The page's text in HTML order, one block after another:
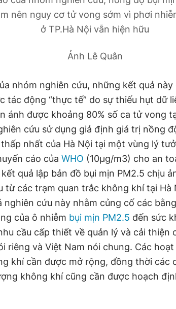
nên nguy cơ tử vong sớm vì phơi
ở TP.Hà Nội vẫn hiện hữu
Ảnh Lê Quân
nhóm nghiên cứu, những kết quả
tác động “thực tế” do sự thiếu hụt dữ
ánh được khoảng 80% số ca tử vong
cứu sử dụng giả định giá trị nồng
nhất của Hà Nội tại một vùng lý
cáo của WHO (10µg/m3) cho an
quả lập bản đồ bụi mịn PM2.5 chịu
từ các trạm quan trắc không khí tại Hà
nghiên cứu này nhằm củng cố các
của ô nhiễm bụi mịn PM2.5 đến sức
cầu cấp thiết về quản lý và cải thiện
riêng và Việt Nam nói chung. Các
khí cần được mở rộng, đồng thời các
không khí cũng cần được hoạch